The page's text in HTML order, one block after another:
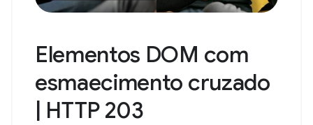
Elementos DOM com
esmaecimento cruzado
| HTTP 203